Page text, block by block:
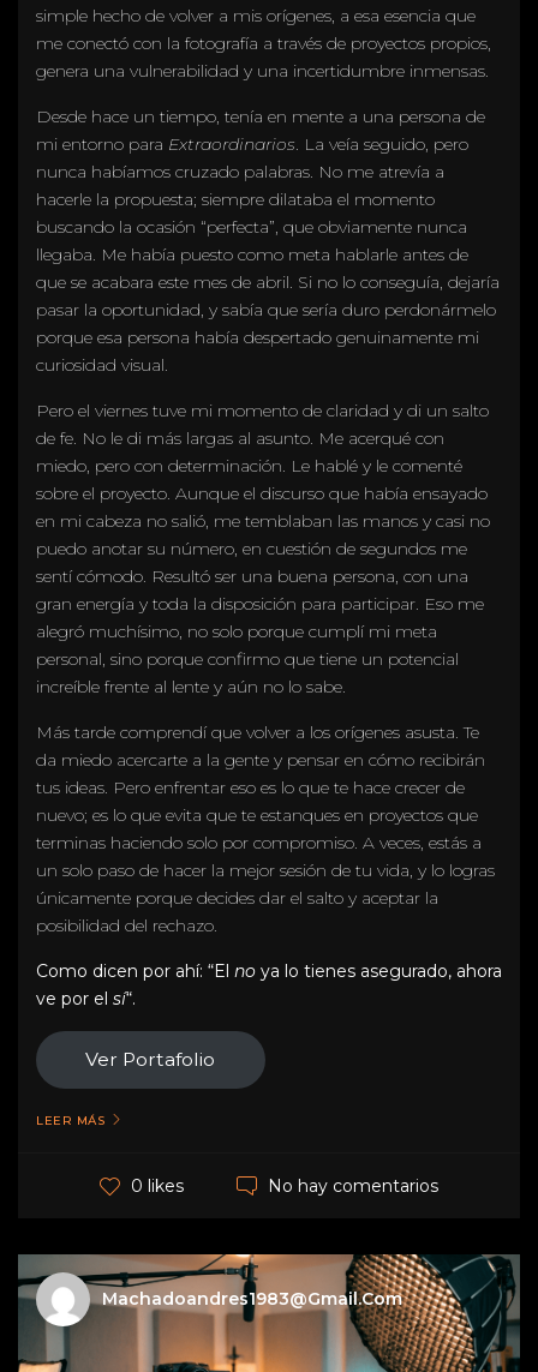
simple hecho de volver a mis orígenes, a esa esencia que
me conectó con la fotografía a través de proyectos propios,
genera una vulnerabilidad y una incertidumbre inmensas.
Desde hace un tiempo, tenía en mente a una persona de
mi entorno para Extraordinarios. La veía seguido, pero
nunca habíamos cruzado palabras. No me atrevía a
hacerle la propuesta; siempre dilataba el momento
buscando la ocasión “perfecta”, que obviamente nunca
llegaba. Me había puesto como meta hablarle antes de
que se acabara este mes de abril. Si no lo conseguía, dejaría
pasar la oportunidad, y sabía que sería duro perdonármelo
porque esa persona había despertado genuinamente mi
curiosidad visual.
Pero el viernes tuve mi momento de claridad y di un salto
de fe. No le di más largas al asunto. Me acerqué con
miedo, pero con determinación. Le hablé y le comenté
sobre el proyecto. Aunque el discurso que había ensayado
en mi cabeza no salió, me temblaban las manos y casi no
puedo anotar su número, en cuestión de segundos me
sentí cómodo. Resultó ser una buena persona, con una
gran energía y toda la disposición para participar. Eso me
alegró muchísimo, no solo porque cumplí mi meta
personal, sino porque confirmo que tiene un potencial
increíble frente al lente y aún no lo sabe.
Más tarde comprendí que volver a los orígenes asusta. Te
da miedo acercarte a la gente y pensar en cómo recibirán
tus ideas. Pero enfrentar eso es lo que te hace crecer de
nuevo; es lo que evita que te estanques en proyectos que
terminas haciendo solo por compromiso. A veces, estás a
un solo paso de hacer la mejor sesión de tu vida, y lo logras
únicamente porque decides dar el salto y aceptar la
posibilidad del rechazo.
Como dicen por ahí: “El no ya lo tienes asegurado, ahora
ve por el sí“.
Ver Portafolio
LEER MÁS
0 likes No hay comentarios
Machadoandres1983@gmail.com